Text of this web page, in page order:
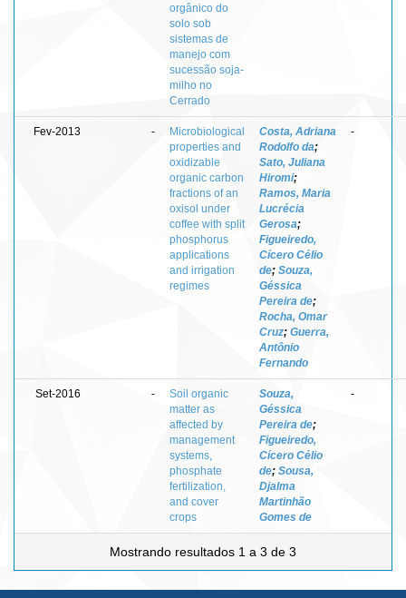
orgânico do
solo sob
sistemas de
manejo com
sucessão soja-
milho no
Cerrado
Fev-2013 -
Microbiological
properties and
oxidizable
organic carbon
fractions of an
oxisol under
coffee with split
phosphorus
applications
and irrigation
regimes
Costa, Adriana
Rodolfo da;
Sato, Juliana
Hiromi;
Ramos, Maria
Lucrécia
Gerosa;
Figueiredo,
Cícero Célio
de; Souza,
Géssica
Pereira de;
Rocha, Omar
Cruz; Guerra,
Antônio
Fernando
-
Set-2016 -
Soil organic
matter as
affected by
management
systems,
phosphate
fertilization,
and cover
crops
Souza,
Géssica
Pereira de;
Figueiredo,
Cícero Célio
de; Sousa,
Djalma
Martinhão
Gomes de
-
Mostrando resultados 1 a 3 de 3